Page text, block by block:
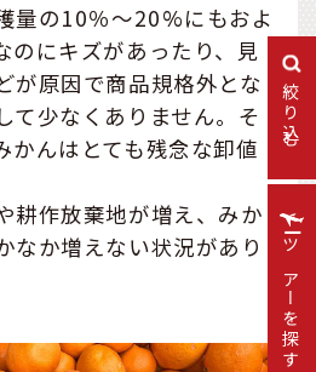
絞り込む
量の10％〜20%にもおよ
のにキズがあったり、見
が原因で商品規格外とな
て少なくありません。そ
かんはとても残念な卸値
耕作放棄地が増え、みか
なか増えない状況があり
ツアーを探す